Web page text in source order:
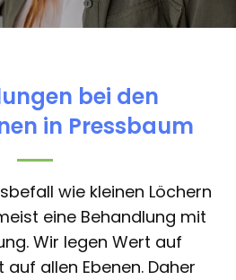
bei den
in Pressbaum
wie kleinen Löchern
eine Behandlung mit
Wir legen Wert auf
allen Ebenen. Daher